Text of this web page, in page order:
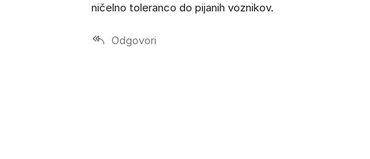
ničelno toleranco do pijanih voznikov.
Odgovori